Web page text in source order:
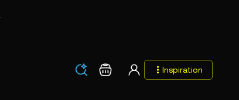
Los Warenkorb Inspiration